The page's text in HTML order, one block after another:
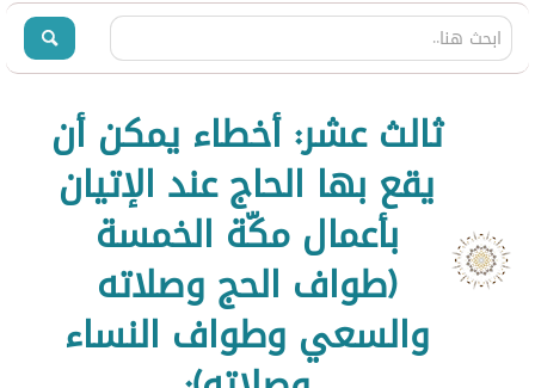
ثالث عشر: أخطاء يمكن أن
يقع بها الحاج عند الإتيان
بأعمال مكّة الخمسة
(طواف الحج وصلاته
والسعي وطواف النساء